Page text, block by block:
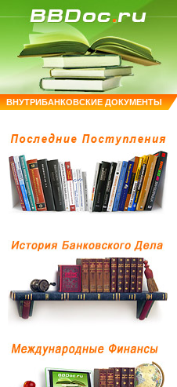
ВНУТРИБАНКОВСКИЕ ДОКУМЕНТЫ